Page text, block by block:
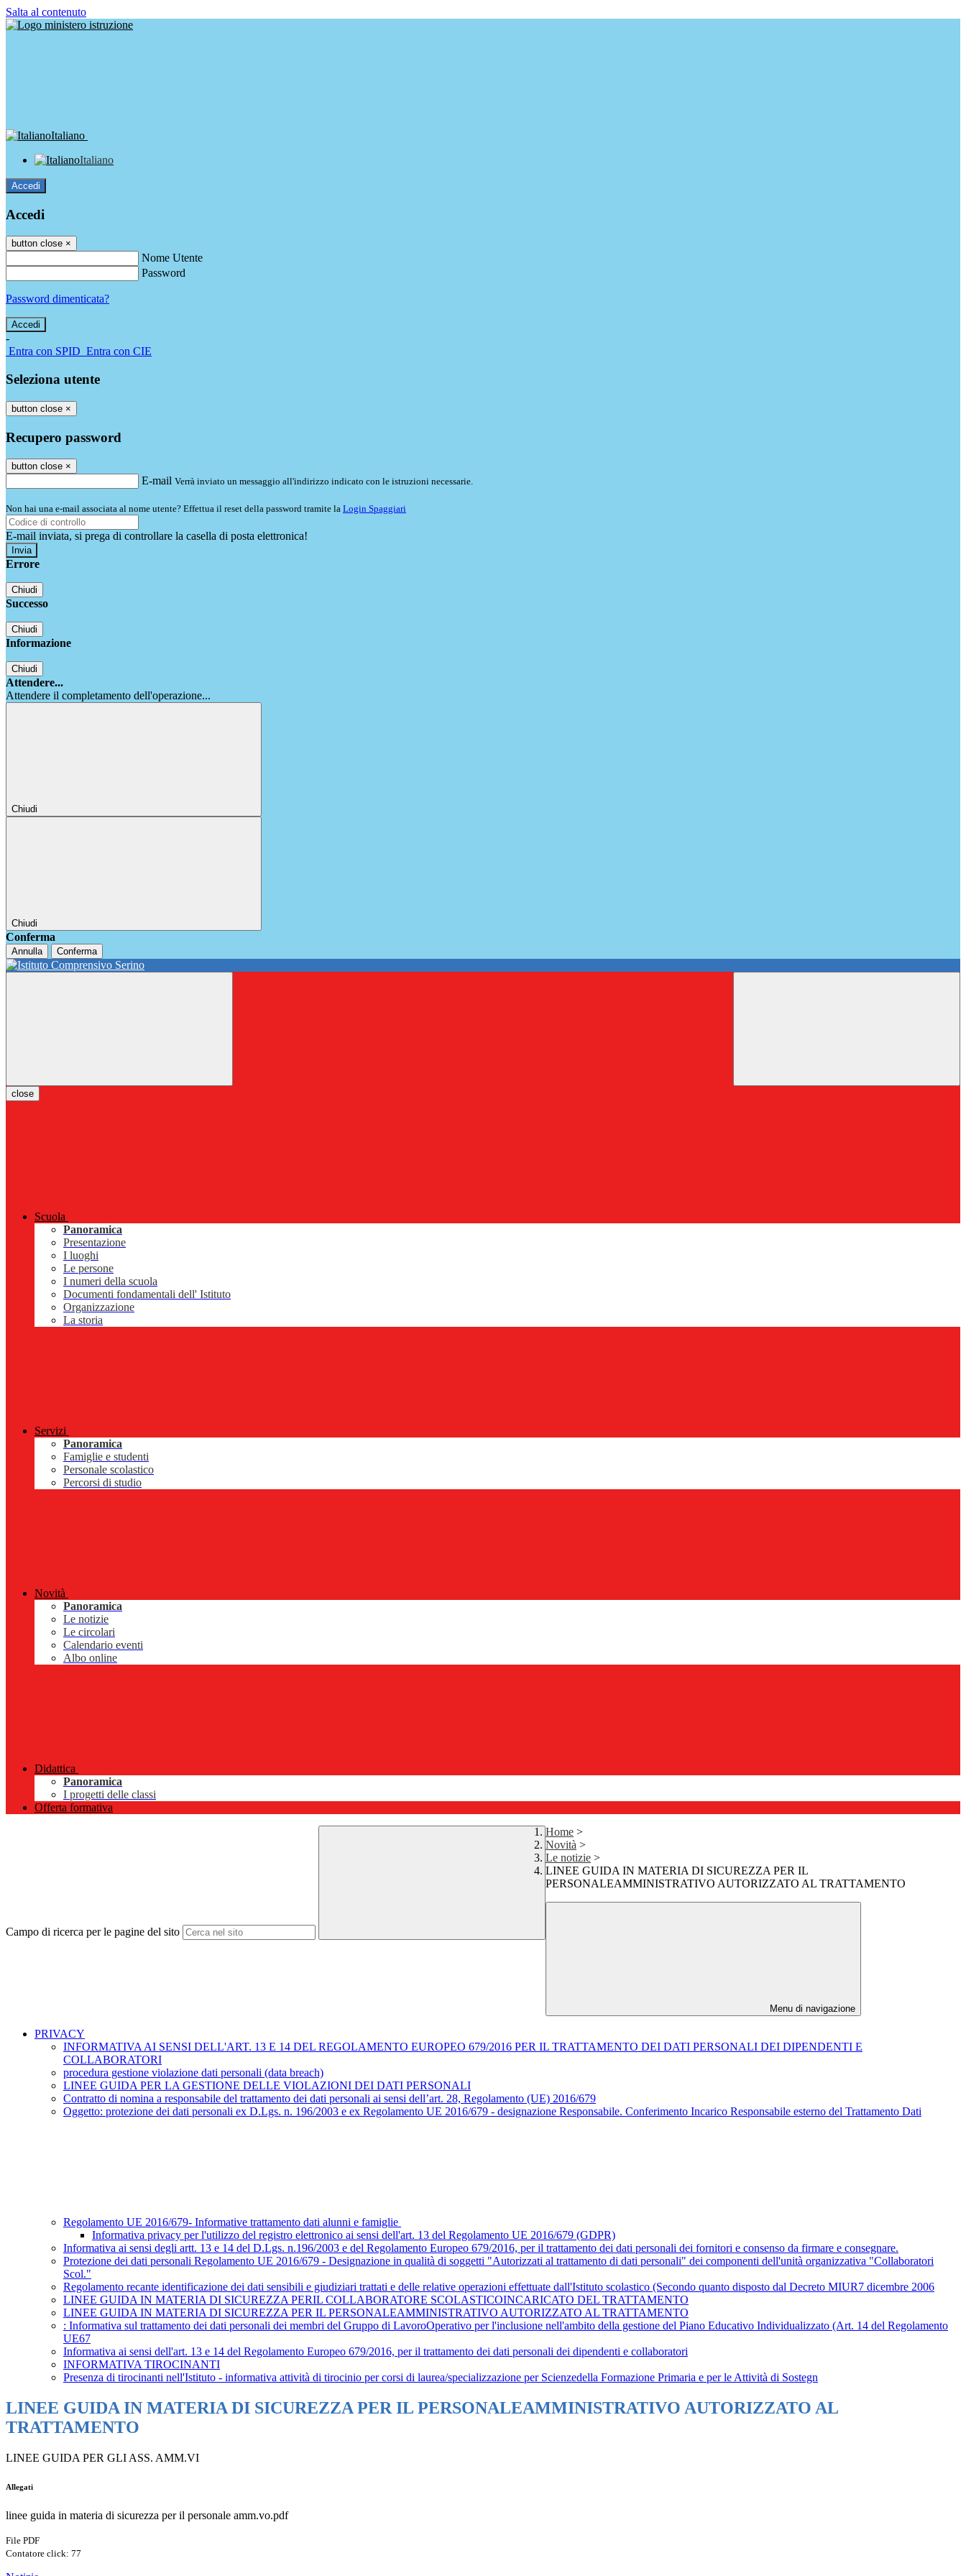
Salta al contenuto
Italiano
Italiano
Accedi
Accedi
button close ×
Nome Utente
Password
Password dimenticata?
-
Entra con SPID Entra con CIE
Seleziona utente
button close ×
Recupero password
button close ×
E-mail Verrà inviato un messaggio all'indirizzo indicato con le istruzioni necessarie.
Non hai una e-mail associata al nome utente? Effettua il reset della password tramite la Login Spaggiari
E-mail inviata, si prega di controllare la casella di posta elettronica!
Errore
Chiudi
Successo
Chiudi
Informazione
Chiudi
Attendere...
Attendere il completamento dell'operazione...
Chiudi
Chiudi
Conferma
Annulla Conferma
close
Scuola
Panoramica
Presentazione
I luoghi
Le persone
I numeri della scuola
Documenti fondamentali dell' Istituto
Organizzazione
La storia
Servizi
Panoramica
Famiglie e studenti
Personale scolastico
Percorsi di studio
Novità
Panoramica
Le notizie
Le circolari
Calendario eventi
Albo online
Didattica
Panoramica
I progetti delle classi
Offerta formativa
Campo di ricerca per le pagine del sito
Home >
Novità >
Le notizie >
LINEE GUIDA IN MATERIA DI SICUREZZA PER IL
PERSONALEAMMINISTRATIVO AUTORIZZATO AL TRATTAMENTO
Menu di navigazione
PRIVACY
INFORMATIVA AI SENSI DELL'ART. 13 E 14 DEL REGOLAMENTO EUROPEO 679/2016 PER IL TRATTAMENTO DEI DATI PERSONALI DEI DIPENDENTI E
COLLABORATORI
procedura gestione violazione dati personali (data breach)
LINEE GUIDA PER LA GESTIONE DELLE VIOLAZIONI DEI DATI PERSONALI
Contratto di nomina a responsabile del trattamento dei dati personali ai sensi dell’art. 28, Regolamento (UE) 2016/679
Oggetto: protezione dei dati personali ex D.Lgs. n. 196/2003 e ex Regolamento UE 2016/679 - designazione Responsabile. Conferimento Incarico Responsabile esterno del Trattamento Dati
Regolamento UE 2016/679- Informative trattamento dati alunni e famiglie
Informativa privacy per l'utilizzo del registro elettronico ai sensi dell'art. 13 del Regolamento UE 2016/679 (GDPR)
Informativa ai sensi degli artt. 13 e 14 del D.Lgs. n.196/2003 e del Regolamento Europeo 679/2016, per il trattamento dei dati personali dei fornitori e consenso da firmare e consegnare.
Protezione dei dati personali Regolamento UE 2016/679 - Designazione in qualità di soggetti "Autorizzati al trattamento di dati personali" dei componenti dell'unità organizzativa "Collaboratori
Scol."
Regolamento recante identificazione dei dati sensibili e giudiziari trattati e delle relative operazioni effettuate dall'Istituto scolastico (Secondo quanto disposto dal Decreto MIUR7 dicembre 2006
LINEE GUIDA IN MATERIA DI SICUREZZA PERIL COLLABORATORE SCOLASTICOINCARICATO DEL TRATTAMENTO
LINEE GUIDA IN MATERIA DI SICUREZZA PER IL PERSONALEAMMINISTRATIVO AUTORIZZATO AL TRATTAMENTO
: Informativa sul trattamento dei dati personali dei membri del Gruppo di LavoroOperativo per l'inclusione nell'ambito della gestione del Piano Educativo Individualizzato (Art. 14 del Regolamento
UE67
Informativa ai sensi dell'art. 13 e 14 del Regolamento Europeo 679/2016, per il trattamento dei dati personali dei dipendenti e collaboratori
INFORMATIVA TIROCINANTI
Presenza di tirocinanti nell'Istituto - informativa attività di tirocinio per corsi di laurea/specializzazione per Scienzedella Formazione Primaria e per le Attività di Sostegn
LINEE GUIDA IN MATERIA DI SICUREZZA PER IL PERSONALEAMMINISTRATIVO AUTORIZZATO AL
TRATTAMENTO
LINEE GUIDA PER GLI ASS. AMM.VI
Allegati
linee guida in materia di sicurezza per il personale amm.vo.pdf
File PDF
Contatore click: 77